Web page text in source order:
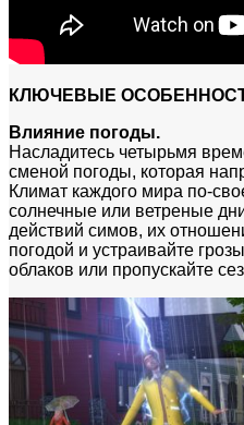
КЛЮЧЕВЫЕ
Влияние погоды.
Насладитесь четырьмя
сменой погоды, которая
Климат каждого мира по-
солнечные или ветреные
действий симов, их
погодой и устраивайте
облаков или пропускайте